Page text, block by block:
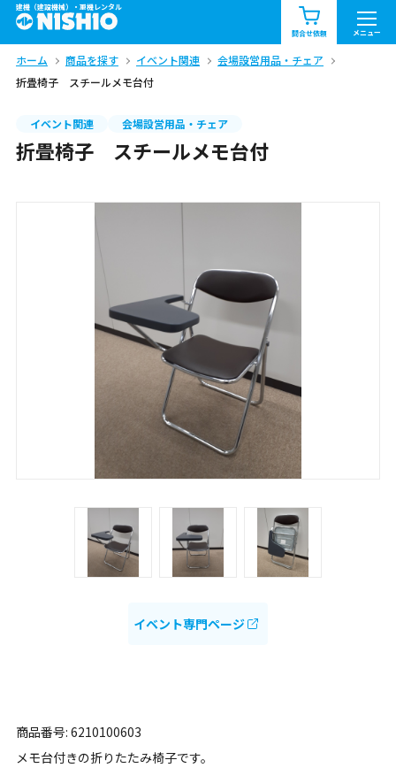
建機（建設機械）・重機レンタル
問合せ依頼 メニュー
商品一覧 お知らせ一覧
問合せ依頼リスト お問合せ
北海道 東北
ホーム 商品を探す イベント関連
会場設営用品・チェア
折畳椅子 スチールメモ台付
イベント関連 会場設営用品・チェア
折畳椅子 スチールメモ台付
イベント専門ページ
商品番号: 6210100603
メモ台付きの折りたたみ椅子です。